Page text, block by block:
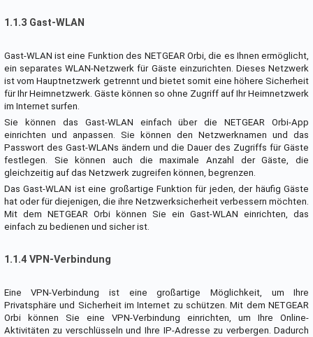
1.1.3 Gast-WLAN
Gast-WLAN ist eine Funktion des NETGEAR Orbi, die es Ihnen ermöglicht,
ein separates WLAN-Netzwerk für Gäste einzurichten. Dieses Netzwerk
ist vom Hauptnetzwerk getrennt und bietet somit eine höhere Sicherheit
für Ihr Heimnetzwerk. Gäste können so ohne Zugriff auf Ihr Heimnetzwerk
im Internet surfen.
Sie können das Gast-WLAN einfach über die NETGEAR Orbi-App
einrichten und anpassen. Sie können den Netzwerknamen und das
Passwort des Gast-WLANs ändern und die Dauer des Zugriffs für Gäste
festlegen. Sie können auch die maximale Anzahl der Gäste, die
gleichzeitig auf das Netzwerk zugreifen können, begrenzen.
Das Gast-WLAN ist eine großartige Funktion für jeden, der häufig Gäste
hat oder für diejenigen, die ihre Netzwerksicherheit verbessern möchten.
Mit dem NETGEAR Orbi können Sie ein Gast-WLAN einrichten, das
einfach zu bedienen und sicher ist.
1.1.4 VPN-Verbindung
Eine VPN-Verbindung ist eine großartige Möglichkeit, um Ihre
Privatsphäre und Sicherheit im Internet zu schützen. Mit dem NETGEAR
Orbi können Sie eine VPN-Verbindung einrichten, um Ihre Online-
Aktivitäten zu verschlüsseln und Ihre IP-Adresse zu verbergen. Dadurch